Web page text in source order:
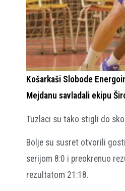
Košarkaši Slobode
Mejdanu savladali ekipu
Tuzlaci su tako stigli do
Bolje su susret otvorili
serijom 8:0 i preokrenuo
rezultatom 21:18.